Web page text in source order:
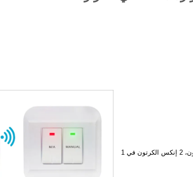
1 قطع في مربع اللون، 8 قطع في إينكس الكرتون، 2 إنكس الكرتون في 1